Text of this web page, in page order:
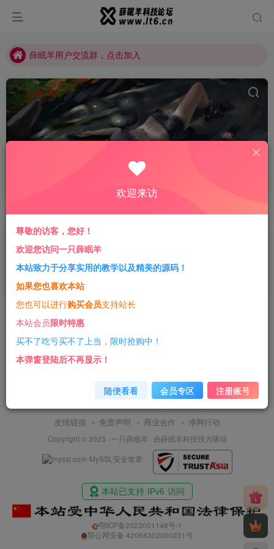
薛眠羊用户交流群，点击加入
薛眠羊用户交流群，点击加入
站点正在整改，如有侵犯您的权益请联系我们
排序 更新 浏览 点赞 评论
免费资源 宝藏软件
友情链接 免责声明 商业合作 净网行动
Copyright © 2023 · 一只薛眠羊 · 由薛眠羊科技强力驱动
鄂ICP备2023001148号-1
鄂公网安备 42058302000231号
欢迎来访
尊敬的访客，您好！
欢迎您访问一只薛眠羊
本站致力于分享实用的教学以及精美的源码！
如果您也喜欢本站
您也可以进行购买会员支持站长
本站会员限时特惠
买不了吃亏买不了上当，限时抢购中！
本弹窗登陆后不再显示！
随便看看 会员专区 注册账号